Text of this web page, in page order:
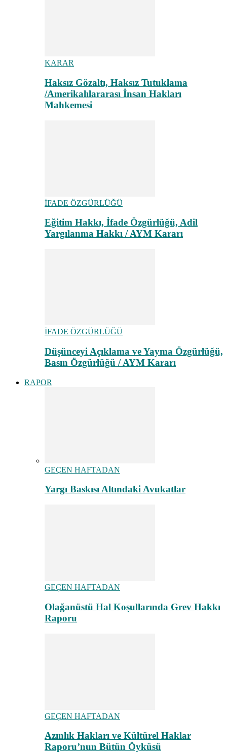
KARAR
Haksız Gözaltı, Haksız Tutuklama
/Amerikalılararası İnsan Hakları
Mahkemesi
İFADE ÖZGÜRLÜĞÜ
Eğitim Hakkı, İfade Özgürlüğü, Adil
Yargılanma Hakkı / AYM Kararı
İFADE ÖZGÜRLÜĞÜ
Düşünceyi Açıklama ve Yayma Özgürlüğü,
Basın Özgürlüğü / AYM Kararı
RAPOR
GEÇEN HAFTADAN
Yargı Baskısı Altındaki Avukatlar
GEÇEN HAFTADAN
Olağanüstü Hal Koşullarında Grev Hakkı
Raporu
GEÇEN HAFTADAN
Azınlık Hakları ve Kültürel Haklar
Raporu’nun Bütün Öyküsü